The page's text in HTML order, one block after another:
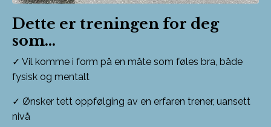
Dette er treningen for deg
som...
✓ Vil komme i form på en måte som føles bra, både
fysisk og mentalt
✓ Ønsker tett oppfølging av en erfaren trener, uansett
nivå